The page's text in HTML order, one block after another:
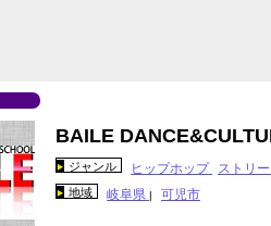
BAILE
ジャンル ヒップホップ ストリ
地域 岐阜県| 可児市